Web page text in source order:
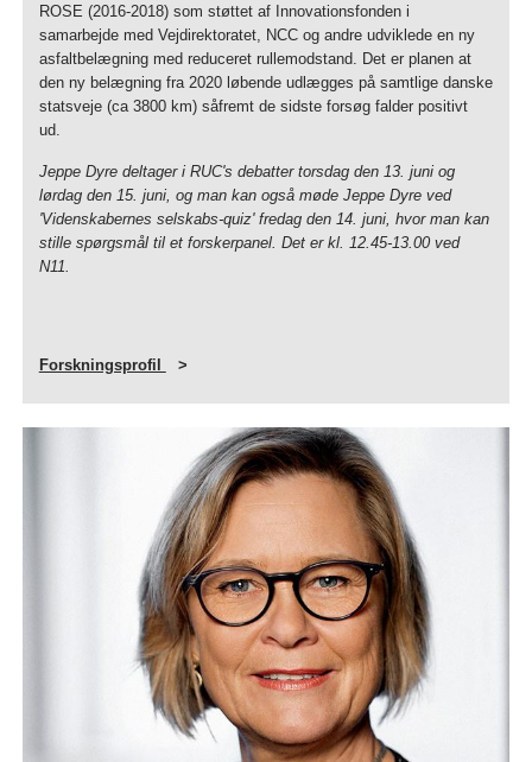
ROSE (2016-2018) som støttet af Innovationsfonden i
samarbejde med Vejdirektoratet, NCC og andre udviklede en ny
asfaltbelægning med reduceret rullemodstand. Det er planen at
den ny belægning fra 2020 løbende udlægges på samtlige danske
statsveje (ca 3800 km) såfremt de sidste forsøg falder positivt
ud.
Jeppe Dyre deltager i RUC's debatter torsdag den 13. juni og
lørdag den 15. juni, og man kan også møde Jeppe Dyre ved
'Videnskabernes selskabs-quiz' fredag den 14. juni, hvor man kan
stille spørgsmål til et forskerpanel. Det er kl. 12.45-13.00 ved
N11.
Forskningsprofil